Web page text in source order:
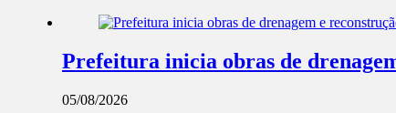
Prefeitura inicia obras de
05/08/2026